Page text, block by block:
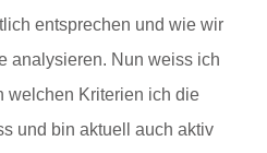
entsprechen und wie wir
analysieren. Nun weiss ich
welchen Kriterien ich die
und bin aktuell auch aktiv